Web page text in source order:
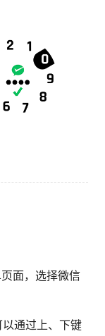
面，选择微信
以通过上、下键